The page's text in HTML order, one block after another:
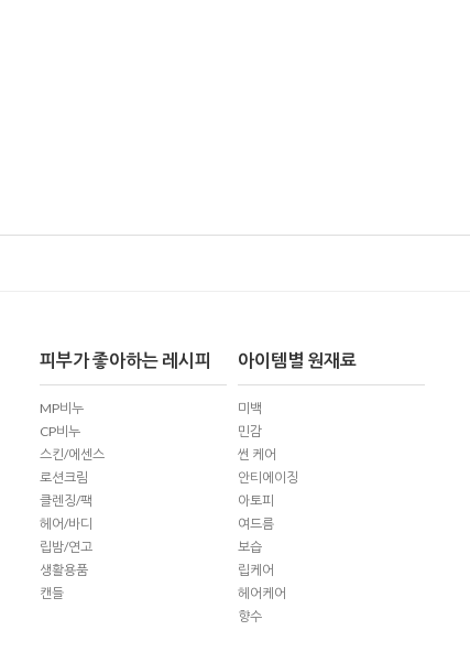
피부가 좋아하는 레시피
MP비누
CP비누
스킨/에센스
로션크림
클렌징/팩
헤어/바디
립밤/연고
생활용품
캔들
아이템별 원재료
미백
민감
썬 케어
안티에이징
아토피
여드름
보습
립케어
헤어케어
향수